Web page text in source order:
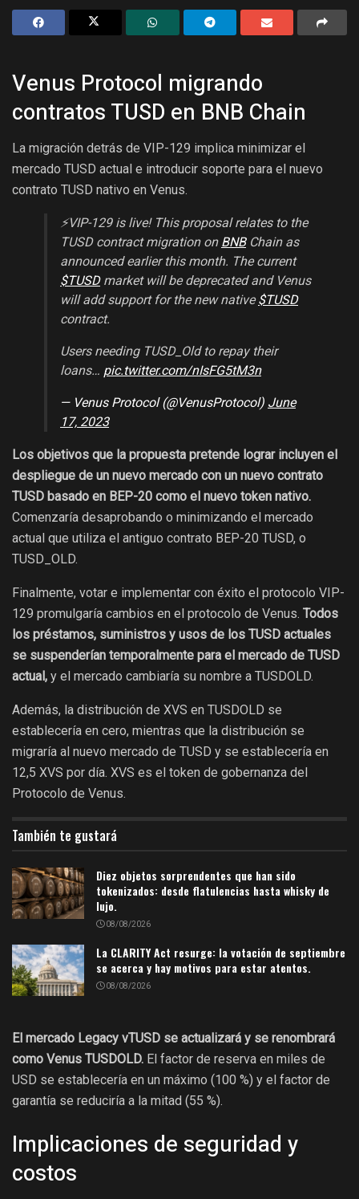
Venus Protocol migrando
contratos TUSD en BNB Chain
La migración detrás de VIP-129 implica minimizar el
mercado TUSD actual e introducir soporte para el nuevo
contrato TUSD nativo en Venus.
⚡️VIP-129 is live! This proposal relates to the
TUSD contract migration onBNBChain as
announced earlier this month. The current
$TUSDmarket will be deprecated and Venus
will add support for the new native$TUSD
contract.
Users needing TUSD_Old to repay their
loans… pic.twitter.com/nIsFG5tM3n
— Venus Protocol (@VenusProtocol)June
17, 2023
Los objetivos que la propuesta pretende lograr incluyen el
despliegue de un nuevo mercado con un nuevo contrato
TUSD basado en BEP-20 como el nuevo token nativo.
Comenzaría desaprobando o minimizando el mercado
actual que utiliza el antiguo contrato BEP-20 TUSD, o
TUSD_OLD.
Finalmente, votar e implementar con éxito el protocolo VIP-
129 promulgaría cambios en el protocolo de Venus. Todos
los préstamos, suministros y usos de los TUSD actuales
se suspenderían temporalmente para el mercado de TUSD
actual, y el mercado cambiaría su nombre a TUSDOLD.
Además, la distribución de XVS en TUSDOLD se
establecería en cero, mientras que la distribución se
migraría al nuevo mercado de TUSD y se establecería en
12,5 XVS por día. XVS es el token de gobernanza del
Protocolo de Venus.
También te gustará
Diez objetos sorprendentes que han sido
tokenizados: desde flatulencias hasta whisky de
lujo.
08/08/2026
La CLARITY Act resurge: la votación de septiembre
se acerca y hay motivos para estar atentos.
08/08/2026
El mercado Legacy vTUSD se actualizará y se renombrará
como Venus TUSDOLD. El factor de reserva en miles de
USD se establecería en un máximo (100 %) y el factor de
garantía se reduciría a la mitad (55 %).
Implicaciones de seguridad y
costos